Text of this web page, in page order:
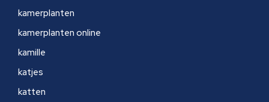
kamerplanten
kamerplanten online
kamille
katjes
katten